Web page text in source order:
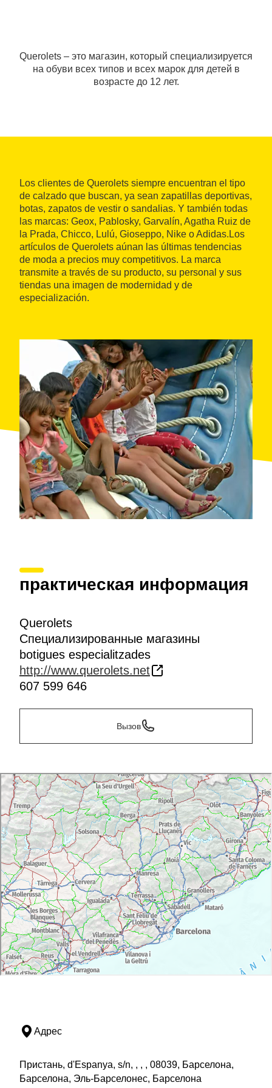
Querolets – это магазин, который специализируется
на обуви всех типов и всех марок для детей в
возрасте до 12 лет.
Los clientes de Querolets siempre encuentran el tipo
de calzado que buscan, ya sean zapatillas deportivas,
botas, zapatos de vestir o sandalias. Y también todas
las marcas: Geox, Pablosky, Garvalín, Agatha Ruiz de
la Prada, Chicco, Lulú, Gioseppo, Nike o Adidas.Los
artículos de Querolets aúnan las últimas tendencias
de moda a precios muy competitivos. La marca
transmite a través de su producto, su personal y sus
tiendas una imagen de modernidad y de
especialización.
практическая информация
Querolets
Специализированные магазины
botigues especialitzades
http://www.querolets.net
607 599 646
Вызов
Адрес
Пристань, d'Espanya, s/n, , , , 08039, Барселона,
Барселона, Эль-Барселонес, Барселона